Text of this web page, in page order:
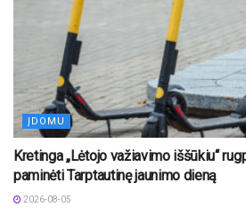
ĮDOMU
Kretinga „Lėtojo važiavimo iššūkiu“
paminėti Tarptautinę jaunimo dieną
2026-08-05